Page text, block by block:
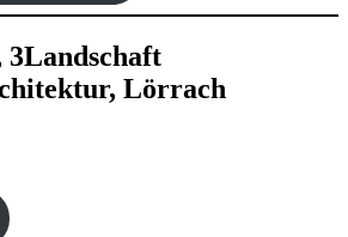
3Landschaft
Lörrach